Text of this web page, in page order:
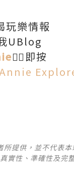
玩樂情報
UBlog
👈🏻即按
所提供，並不代表
實性、準確性及完